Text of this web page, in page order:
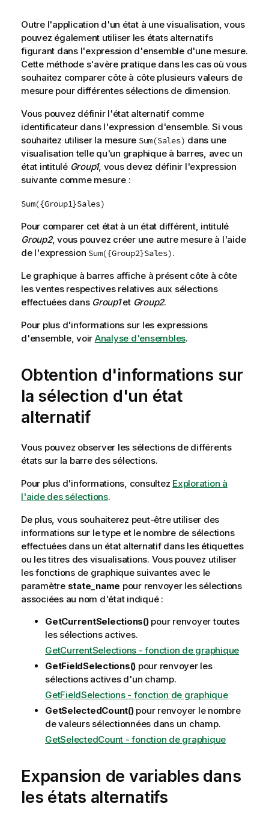
Outre l'application d'un état à une visualisation, vous
pouvez également utiliser les états alternatifs
figurant dans l'expression d'ensemble d'une mesure.
Cette méthode s'avère pratique dans les cas où vous
souhaitez comparer côte à côte plusieurs valeurs de
mesure pour différentes sélections de dimension.
Vous pouvez définir l'état alternatif comme
identificateur dans l'expression d'ensemble. Si vous
souhaitez utiliser la mesure Sum(Sales) dans une
visualisation telle qu'un graphique à barres, avec un
état intitulé Group1, vous devez définir l'expression
suivante comme mesure :
Sum({Group1}Sales)
Pour comparer cet état à un état différent, intitulé
Group2, vous pouvez créer une autre mesure à l'aide
de l'expression Sum({Group2}Sales).
Le graphique à barres affiche à présent côte à côte
les ventes respectives relatives aux sélections
effectuées dans Group1et Group2.
Pour plus d'informations sur les expressions
d'ensemble, voir Analyse d'ensembles.
Obtention d'informations sur
la sélection d'un état
alternatif
Vous pouvez observer les sélections de différents
états sur la barre des sélections.
Pour plus d'informations, consultez Exploration à
l'aide des sélections.
De plus, vous souhaiterez peut-être utiliser des
informations sur le type et le nombre de sélections
effectuées dans un état alternatif dans les étiquettes
ou les titres des visualisations. Vous pouvez utiliser
les fonctions de graphique suivantes avec le
paramètre state_name pour renvoyer les sélections
associées au nom d'état indiqué :
GetCurrentSelections()pour renvoyer toutes
les sélections actives.
GetCurrentSelections - fonction de graphique
GetFieldSelections() pour renvoyer les
sélections actives d'un champ.
GetFieldSelections - fonction de graphique
GetSelectedCount()pour renvoyer le nombre
de valeurs sélectionnées dans un champ.
GetSelectedCount - fonction de graphique
Expansion de variables dans
les états alternatifs